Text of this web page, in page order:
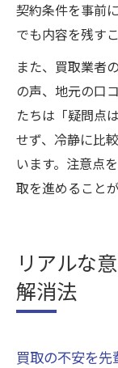
契約条件を事前
でも内容を残す
また、買取業者
の声、地元の口
たちは「疑問点
せず、冷静に比
います。注意点
取を進めること
リアルな
解消法
買取の不安を